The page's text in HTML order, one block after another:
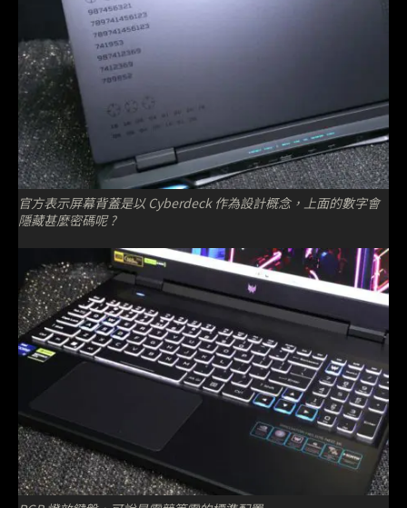
官方表示屏幕背蓋是以 Cyberdeck 作為設計概念，上面的數字會
隱藏甚麼密碼呢 ?